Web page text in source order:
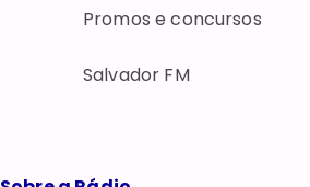
Promos e concursos
Salvador FM